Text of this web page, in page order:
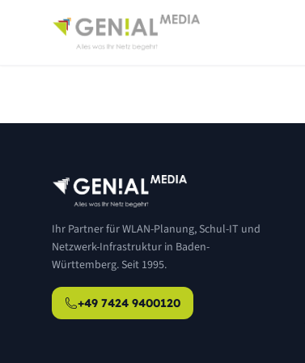
Ihr Partner für WLAN-Planung, Schul-IT und
Netzwerk-Infrastruktur in Baden-
Württemberg. Seit 1995.
+49 7424 9400120